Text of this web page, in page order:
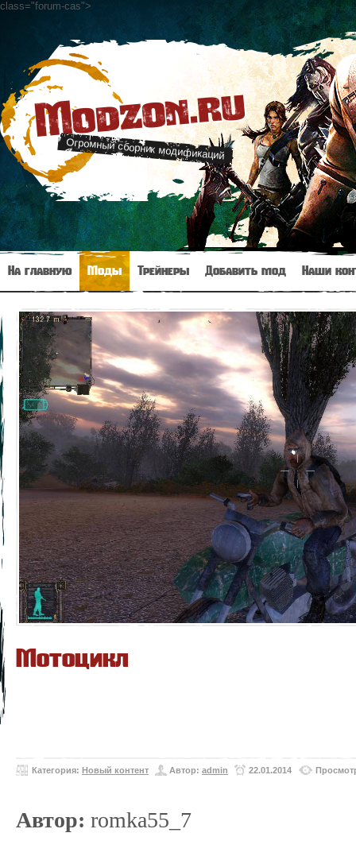
class="forum-cas">
Modzon.ru
Огромный сборник модификаций
На главную Моды Трейнеры Добавить мод Наши
Мотоцикл
Категория: Новый контент Автор: admin 22.01.2014
Автор: romka55_7